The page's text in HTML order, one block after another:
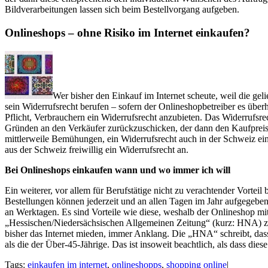
Bildverarbeitungen lassen sich beim Bestellvorgang aufgeben.
Onlineshops – ohne Risiko im Internet einkaufen?
Wer bisher den Einkauf im Internet scheute, weil die
sein Widerrufsrecht berufen – sofern der Onlineshopbetreiber es
Pflicht, Verbrauchern ein Widerrufsrecht anzubieten. Das
Gründen an den Verkäufer zurückzuschicken, der dann den
mittlerweile Bemühungen, ein Widerrufsrecht auch in der Schweiz
aus der Schweiz freiwillig ein Widerrufsrecht an.
Bei Onlineshops einkaufen wann und wo immer ich will
Ein weiterer, vor allem für Berufstätige nicht zu verachtender Vorteil
Bestellungen können jederzeit und an allen Tagen im Jahr
an Werktagen. Es sind Vorteile wie diese, weshalb der Onlineshop
„Hessischen/Niedersächsischen Allgemeinen Zeitung“ (kurz:
bisher das Internet mieden, immer Anklang. Die „HNA“ schreibt,
als die der Über-45-Jährige. Das ist insoweit beachtlich, als dass
Tags: einkaufen im internet, onlineshopps, shopping online|